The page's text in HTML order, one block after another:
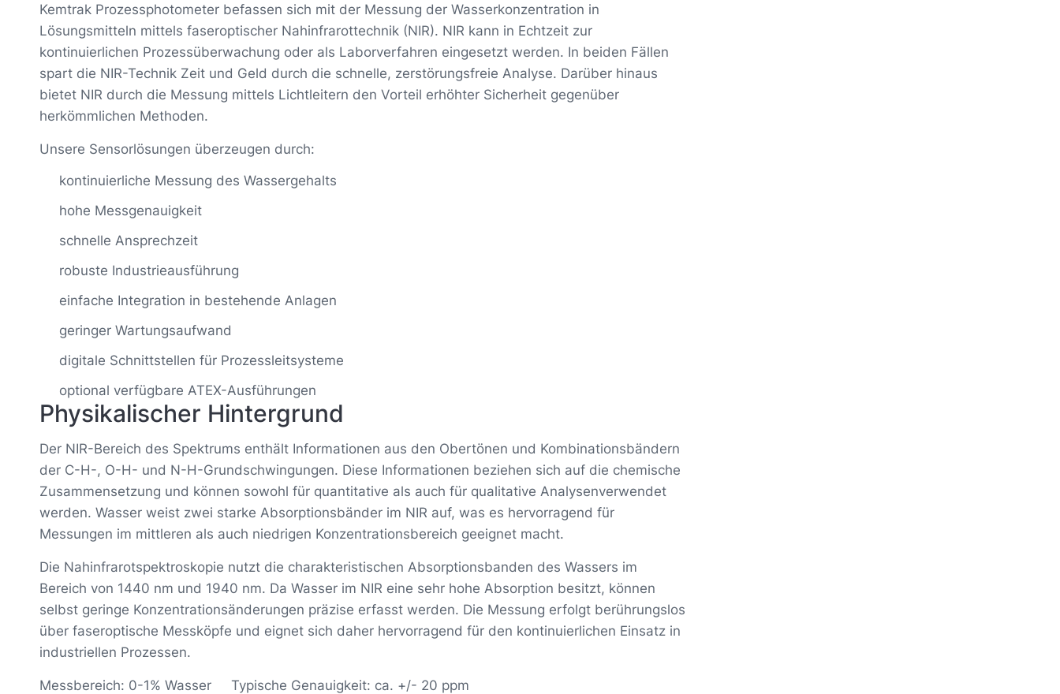
Kemtrak Prozessphotometer befassen sich mit der Messung der Wasserkonzentration in
Lösungsmitteln mittels faseroptischer Nahinfrarottechnik (NIR). NIR kann in Echtzeit zur
kontinuierlichen Prozessüberwachung oder als Laborverfahren eingesetzt werden. In beiden Fällen
spart die NIR-Technik Zeit und Geld durch die schnelle, zerstörungsfreie Analyse. Darüber hinaus
bietet NIR durch die Messung mittels Lichtleitern den Vorteil erhöhter Sicherheit gegenüber
herkömmlichen Methoden.
Unsere Sensorlösungen überzeugen durch:
kontinuierliche Messung des Wassergehalts
hohe Messgenauigkeit
schnelle Ansprechzeit
robuste Industrieausführung
einfache Integration in bestehende Anlagen
geringer Wartungsaufwand
digitale Schnittstellen für Prozessleitsysteme
optional verfügbare ATEX-Ausführungen
Physikalischer Hintergrund
Der NIR-Bereich des Spektrums enthält Informationen aus den Obertönen und Kombinationsbändern
der C-H-, O-H- und N-H-Grundschwingungen. Diese Informationen beziehen sich auf die chemische
Zusammensetzung und können sowohl für quantitative als auch für qualitative Analysenverwendet
werden. Wasser weist zwei starke Absorptionsbänder im NIR auf, was es hervorragend für
Messungen im mittleren als auch niedrigen Konzentrationsbereich geeignet macht.
Die Nahinfrarotspektroskopie nutzt die charakteristischen Absorptionsbanden des Wassers im
Bereich von 1440 nm und 1940 nm. Da Wasser im NIR eine sehr hohe Absorption besitzt, können
selbst geringe Konzentrationsänderungen präzise erfasst werden. Die Messung erfolgt berührungslos
über faseroptische Messköpfe und eignet sich daher hervorragend für den kontinuierlichen Einsatz in
industriellen Prozessen.
Messbereich: 0-1% Wasser Typische Genauigkeit: ca. +/- 20 ppm